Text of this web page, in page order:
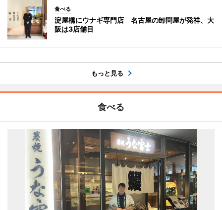
食べる
淀屋橋にウナギ専門店 名古屋の卸問屋が発祥、大
阪は3店舗目
もっと見る
食べる